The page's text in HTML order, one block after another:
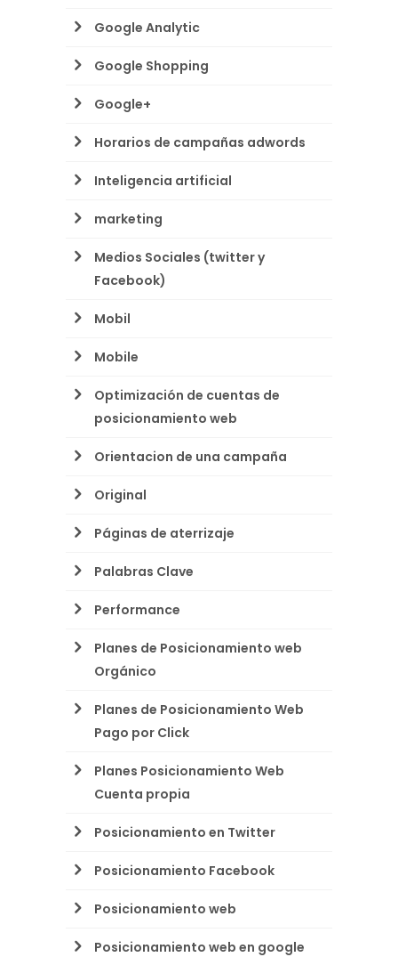
Google Analytic
Google Shopping
Google+
Horarios de campañas adwords
Inteligencia artificial
marketing
Medios Sociales (twitter y
Facebook)
Mobil
Mobile
Optimización de cuentas de
posicionamiento web
Orientacion de una campaña
Original
Páginas de aterrizaje
Palabras Clave
Performance
Planes de Posicionamiento web
Orgánico
Planes de Posicionamiento Web
Pago por Click
Planes Posicionamiento Web
Cuenta propia
Posicionamiento en Twitter
Posicionamiento Facebook
Posicionamiento web
Posicionamiento web en google